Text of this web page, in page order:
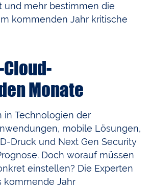
und mehr bestimmen die
kommenden Jahr kritische
Monate
in Technologien der
mobile Lösungen,
Druck und Next Gen Security
Doch worauf müssen
einstellen? Die Experten
kommende Jahr